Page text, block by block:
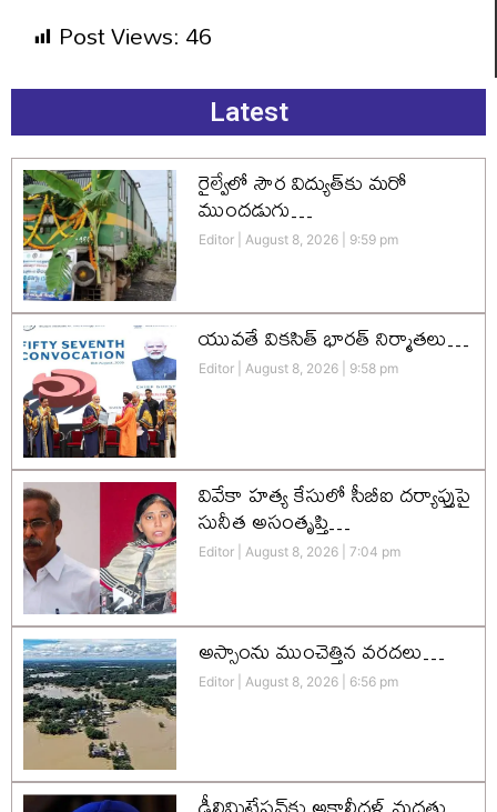
Post Views:46
Latest
రైల్వేలో సౌర విద్యుత్‌కు మరో
ముందడుగు…
Editor August 8, 2026 9:59 pm
యువతే వికసిత్‌ భారత్‌ నిర్మాతలు…
Editor August 8, 2026 9:58 pm
వివేకా హత్య కేసులో సీబీఐ దర్యాప్తుపై
సునీత అసంతృప్తి…
Editor August 8, 2026 7:04 pm
అస్సాంను ముంచెత్తిన వరదలు…
Editor August 8, 2026 6:56 pm